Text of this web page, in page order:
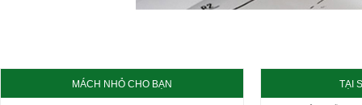
MÁCH NHỎ CHO BẠN TẠI